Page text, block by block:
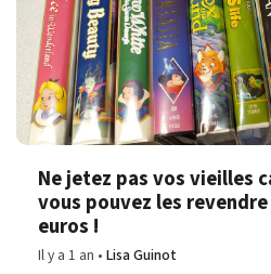
Ne jetez pas vos vieilles
vous pouvez les
euros !
Il y a 1 an Lisa Guinot